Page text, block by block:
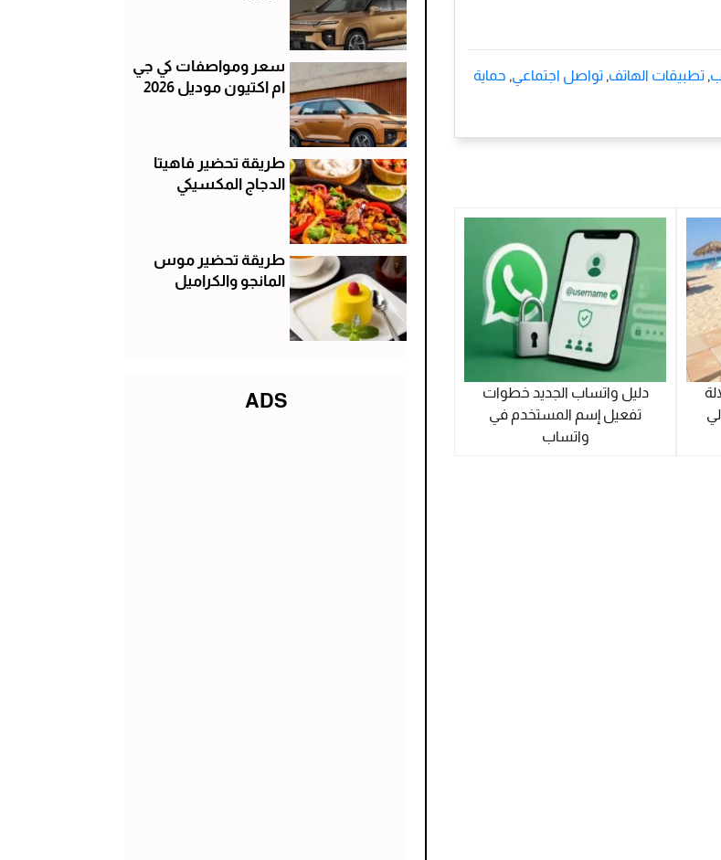
, تطبيقات الهاتف, تواصل اجتماعي, حماية
دليل واتساب الجديد خطوات
تفعيل إسم المستخدم في
واتساب
سعر ومواصفات كي جي
ام اكتيون موديل 2026
طريقة تحضير فاهيتا
الدجاج المكسيكي
طريقة تحضير موس
المانجو والكراميل
ADS